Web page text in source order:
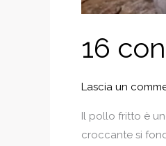
16
Lascia un
Il pollo fritto è
croccante si